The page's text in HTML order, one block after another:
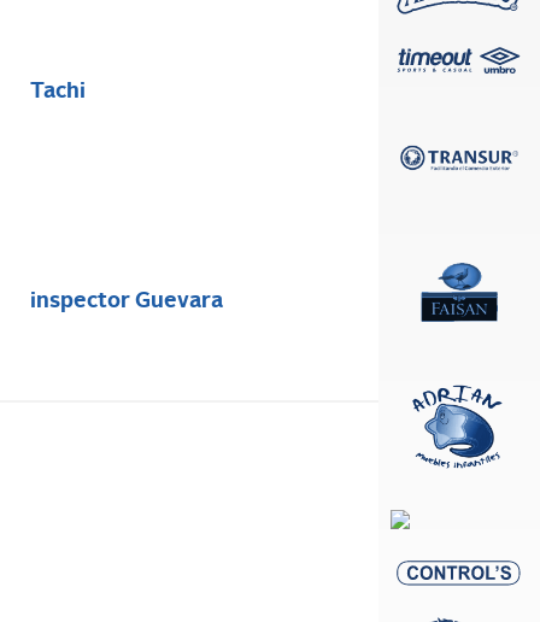
Tachi
inspector Guevara